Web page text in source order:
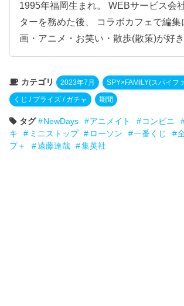
1995年福岡生まれ。 WEBサービス会
ターを務めた後、 コラボカフェで編集
画・アニメ・お笑い・散歩(散策)が好き
カテゴリ 2023年7月 SPY×FAMILY(スパイフ
くじ / プライズ / ガチャ 期間
タグ NewDays アニメイト コンビニ
キ
ミニストップ ローソン 一番くじ
プ＋
遠藤達哉 集英社